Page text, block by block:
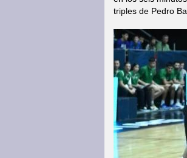
triples de Pedro